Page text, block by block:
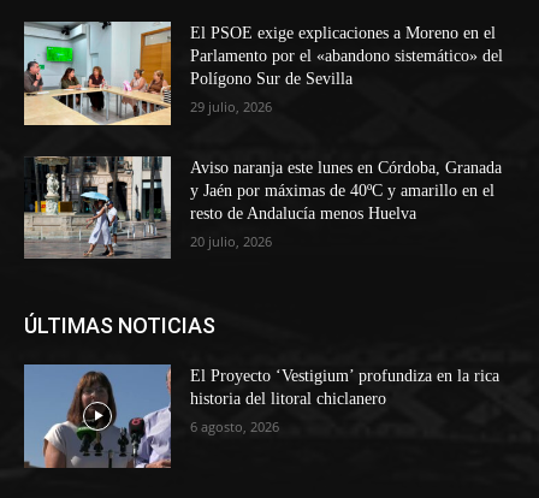
El PSOE exige explicaciones a Moreno en el
Parlamento por el «abandono sistemático» del
Polígono Sur de Sevilla
29 julio, 2026
Aviso naranja este lunes en Córdoba, Granada
y Jaén por máximas de 40ºC y amarillo en el
resto de Andalucía menos Huelva
20 julio, 2026
ÚLTIMAS NOTICIAS
El Proyecto ‘Vestigium’ profundiza en la rica
historia del litoral chiclanero
6 agosto, 2026